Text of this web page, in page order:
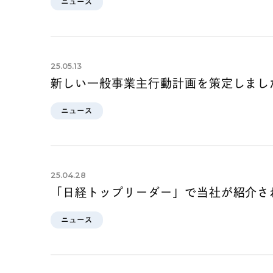
25.05.13
新しい一般事業主行動計画を策定しまし
ニュース
25.04.28
「日経トップリーダー」で当社が紹介さ
ニュース